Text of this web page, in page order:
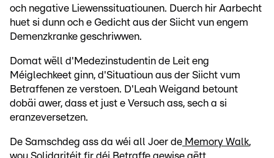
och negative Liewenssituatiounen. Duerch hir Aarbecht
huet si dunn och e Gedicht aus der Siicht vun engem
Demenzkranke geschriwwen.
Domat wëll d'Medezinstudentin de Leit eng
Méiglechkeet ginn, d'Situatioun aus der Siicht vum
Betraffenen ze verstoen. D'Leah Weigand betount
dobäi awer, dass et just e Versuch ass, sech a si
eranzeversetzen.
De Samschdeg ass da wéi all Joer de Memory Walk,
wou Solidaritéit fir déi Betraffe gewise gëtt.